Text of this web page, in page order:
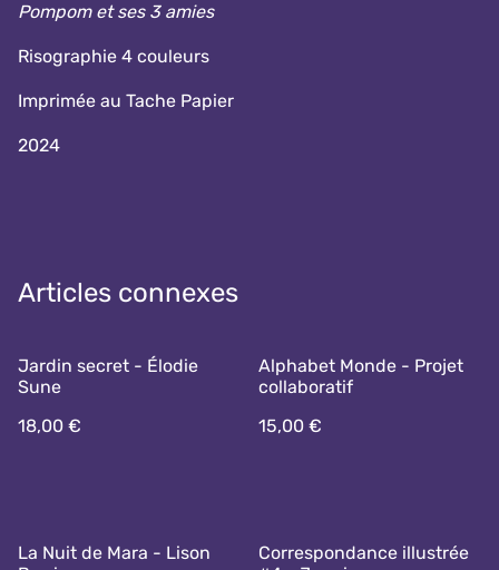
Pompom et ses 3 amies
Risographie 4 couleurs
Imprimée au Tache Papier
2024
Articles connexes
Jardin secret - Élodie
Sune
18,00 €
Alphabet Monde - Projet
collaboratif
15,00 €
La Nuit de Mara - Lison
Correspondance illustrée